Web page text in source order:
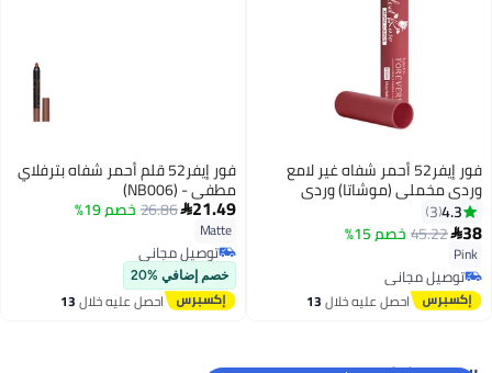
فور إيفر52 أحمر شفاه غير لامع
وردي مخملي (موشاتا) وردي
4.3
3
38
45.22خصم 15%
Pink
توصيل مجاني
توصيل مجانياحصل عليه خلال13
فور إيفر52 قلم أحمر شفاه بترفلاي
مطفي - (NB006)
21.49
26.86خصم 19%
Matte
توصيل مجاني
توصيل مجاني
خصم إضافي %20
احصل عليه خلال13